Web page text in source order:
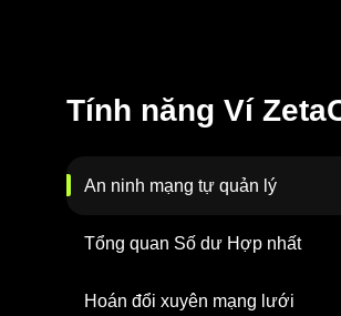
Tính năng Ví
An ninh mạng tự quản lý
Tổng quan Số dư Hợp nhất
Hoán đổi xuyên mạng lưới